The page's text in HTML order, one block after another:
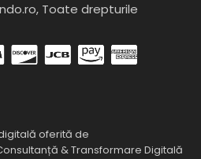
Toate drepturile
oferită de
& Transformare Digitală